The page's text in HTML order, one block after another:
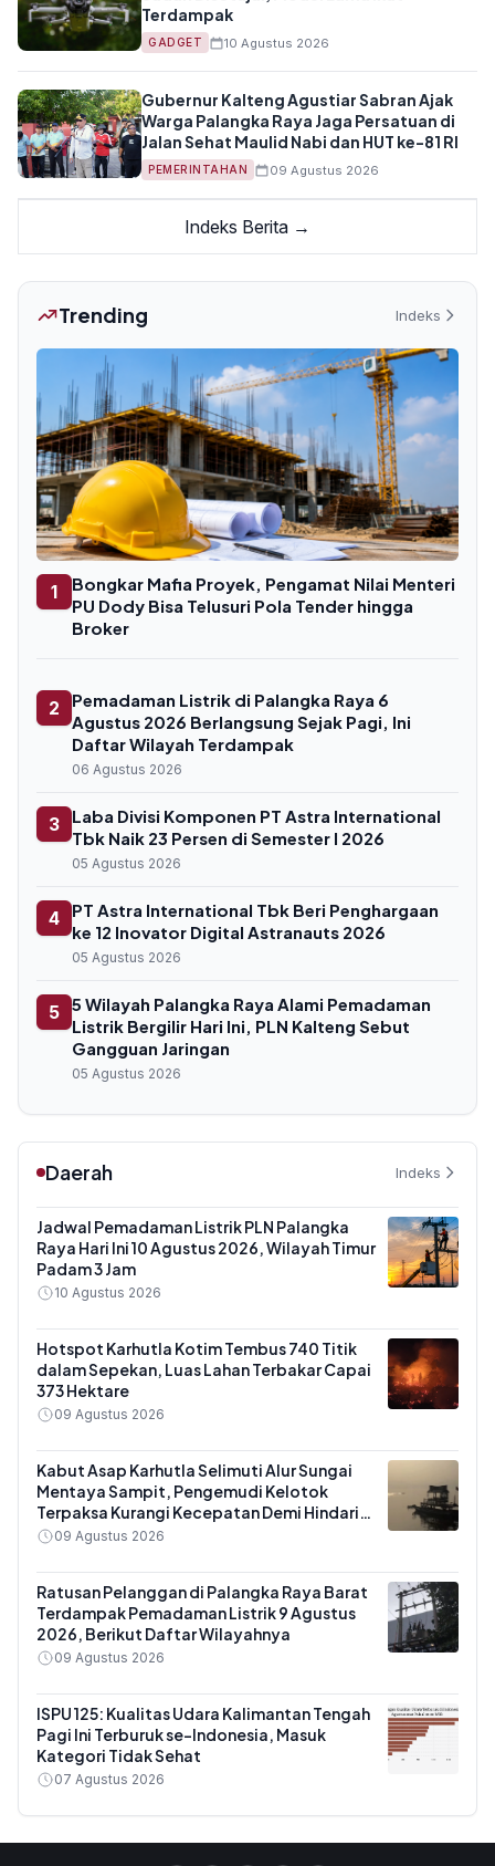
Terdampak
GADGET 10 Agustus 2026
Gubernur Kalteng Agustiar Sabran Ajak
Warga Palangka Raya Jaga Persatuan di
Jalan Sehat Maulid Nabi dan HUT ke-81 RI
PEMERINTAHAN 09 Agustus 2026
Indeks Berita →
Trending Indeks
1
Bongkar Mafia Proyek, Pengamat Nilai Menteri
PU Dody Bisa Telusuri Pola Tender hingga
Broker
2
Pemadaman Listrik di Palangka Raya 6
Agustus 2026 Berlangsung Sejak Pagi, Ini
Daftar Wilayah Terdampak
06 Agustus 2026
3
Laba Divisi Komponen PT Astra International
Tbk Naik 23 Persen di Semester I 2026
05 Agustus 2026
4
PT Astra International Tbk Beri Penghargaan
ke 12 Inovator Digital Astranauts 2026
05 Agustus 2026
5 5 Wilayah Palangka Raya Alami Pemadaman
Listrik Bergilir Hari Ini, PLN Kalteng Sebut
Gangguan Jaringan
05 Agustus 2026
Daerah Indeks
Jadwal Pemadaman Listrik PLN Palangka
Raya Hari Ini 10 Agustus 2026, Wilayah Timur
Padam 3 Jam
10 Agustus 2026
Hotspot Karhutla Kotim Tembus 740 Titik
dalam Sepekan, Luas Lahan Terbakar Capai
373 Hektare
09 Agustus 2026
Kabut Asap Karhutla Selimuti Alur Sungai
Mentaya Sampit, Pengemudi Kelotok
Terpaksa Kurangi Kecepatan Demi Hindari
Tabrakan dengan Tongkang
09 Agustus 2026
Ratusan Pelanggan di Palangka Raya Barat
Terdampak Pemadaman Listrik 9 Agustus
2026, Berikut Daftar Wilayahnya
09 Agustus 2026
ISPU 125: Kualitas Udara Kalimantan Tengah
Pagi Ini Terburuk se-Indonesia, Masuk
Kategori Tidak Sehat
07 Agustus 2026